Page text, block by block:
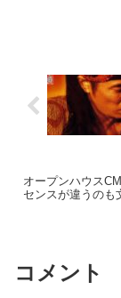
オープンハウス
センスが違うのも
コメント